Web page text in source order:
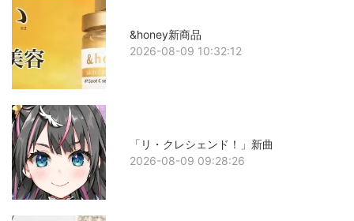
&honey新商品
2026-08-09 10:32:12
「リ・クレシェンド！」新曲
2026-08-09 09:28:26